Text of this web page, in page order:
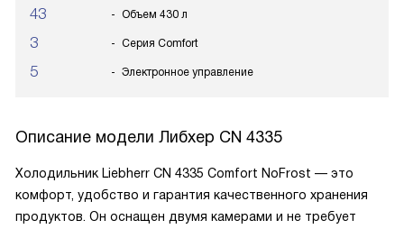
43 Объем 430 л
3 Серия Comfort
5 Электронное управление
Описание модели Либхер CN 4335
Холодильник Liebherr CN 4335 Comfort NoFrost — это
комфорт, удобство и гарантия качественного хранения
продуктов. Он оснащен двумя камерами и не требует